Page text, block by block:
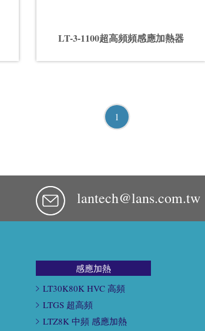
LT-3-1100超高頻頻感應加熱器
1
lantech@lans.com.tw
感應加熱
LT30K80K HVC 高頻
LTGS 超高頻
LTZ8K 中頻 感應加熱